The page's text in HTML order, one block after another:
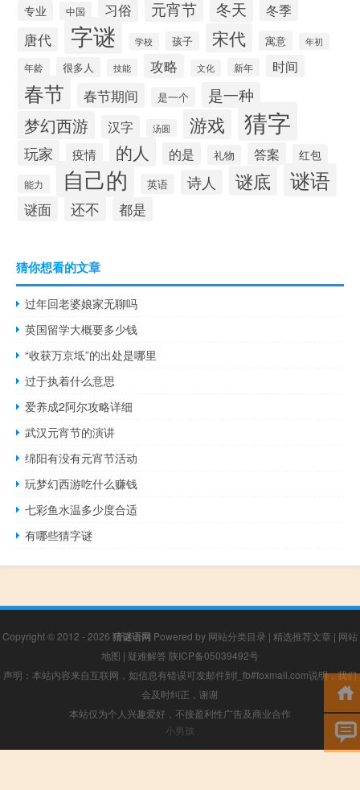
专业 中国 习俗 元宵节 冬天 冬季
唐代 字谜 学校 孩子 宋代 寓意 年初
年龄 很多人 技能 攻略 文化 新年 时间
春节 春节期间 是一个 是一种
梦幻西游 汉字 汤圆 游戏 猜字
玩家 疫情 的人 的是 礼物 答案 红包
能力 自己的 英语 诗人 谜底 谜语
谜面 还不 都是
猜你想看的文章
过年回老婆娘家无聊吗
英国留学大概要多少钱
“收获万京坻”的出处是哪里
过于执着什么意思
爱养成2阿尔攻略详细
武汉元宵节的演讲
绵阳有没有元宵节活动
玩梦幻西游吃什么赚钱
七彩鱼水温多少度合适
有哪些猜字谜
Copyright © 2012 - 2026 猜谜语网 Powered by 网站分类目录 | 精选推荐文章 | 网站
地图 | 疑难解答 陕ICP备05039492号
声明：本站内容来自互联网，如信息有错误可发邮件到f_fb#foxmail.com说明，我们
会及时纠正，谢谢
本站仅为个人兴趣爱好，不接盈利性广告及商业合作
小男孩